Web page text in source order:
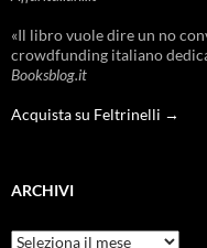
«Il libro vuole dire un no
crowdfunding italiano
Booksblog.it
Acquista su Feltrinelli →
ARCHIVI
Archivi